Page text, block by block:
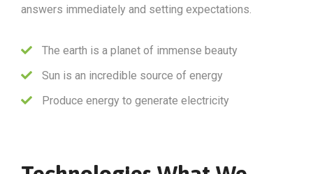
answers immediately and setting expectations.
The earth is a planet of immense beauty
Sun is an incredible source of energy
Produce energy to generate electricity